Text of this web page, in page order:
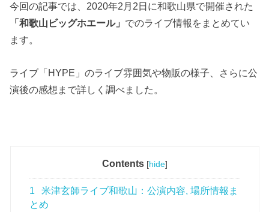
今回の記事では、2020年2月2日に和歌山県で開催された
「和歌山ビッグホエール」 でのライブ情報をまとめてい
ます。
ライブ「HYPE」のライブ雰囲気や物販の様子、さらに公
演後の感想まで詳しく調べました。
Contents [hide]
1
米津玄師ライブ和歌山：公演内容, 場所情報ま
とめ